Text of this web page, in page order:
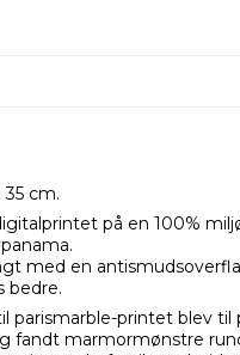
35 cm.
på en 100%
med en
bedre.
parismarble-printet blev til
fandt marmormønstre